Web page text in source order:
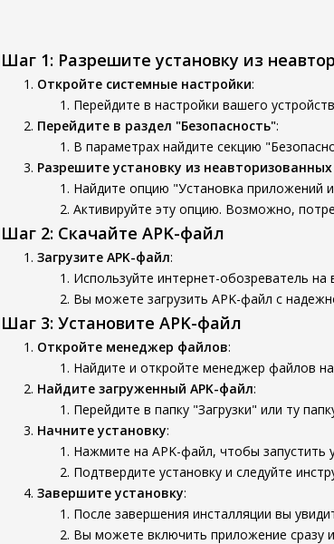
Шаг 1: Разрешите установку из
Откройте системные настройки:
Перейдите в настройки вашего
Перейдите в раздел "Безопасность":
В параметрах найдите секцию
Разрешите установку из
Найдите опцию "Установка приложений
Активируйте эту опцию. Возможно,
Шаг 2: Скачайте APK-файл
Загрузите APK-файл:
Используйте интернет-обозреватель
Вы можете загрузить APK-файл с
Шаг 3: Установите APK-файл
Откройте менеджер файлов:
Найдите и откройте менеджер файлов
Найдите загруженный APK-файл:
Перейдите в папку "Загрузки" или ту
Начните установку:
Нажмите на APK-файл, чтобы запустить
Подтвердите установку и следуйте
Завершите установку:
После завершения инсталляции вы
Вы можете включить приложение сразу